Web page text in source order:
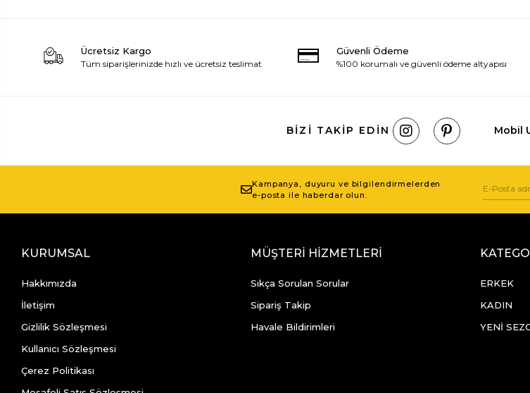
Ücretsiz Kargo
Tüm siparişlerinizde hızlı ve ücretsiz teslimat
Güvenli Ödeme
%100 korumalı ve güvenli ödeme altyapısı
BIZI TAKIP EDIN Mobil
Kampanya, duyuru ve bilgilendirmelerden
e-posta ile haberdar olun.
KURUMSAL
Hakkımızda
İletişim
Gizlilik Sözleşmesi
Kullanıcı Sözleşmesi
Çerez Politikası
MÜŞTERİ HİZMETLERİ
Sıkça Sorulan Sorular
Sipariş Takip
Havale Bildirimleri
ERKEK
KADIN
YENİ